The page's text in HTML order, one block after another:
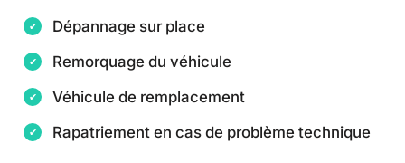
Dépannage sur place
Remorquage du véhicule
Véhicule de remplacement
Rapatriement en cas de problème technique